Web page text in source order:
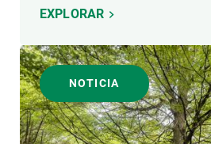
EXPLORAR
NOTICIA